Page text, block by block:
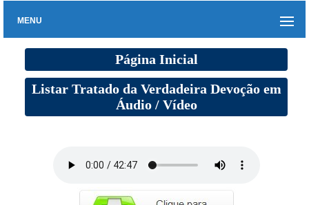
MENU
Página Inicial
Listar Tratado da Verdadeira Devoção em
Áudio / Vídeo